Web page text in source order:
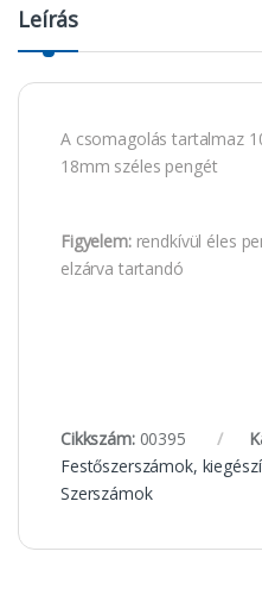
Leírás
A csomagolás tartalmaz
18mm széles pengét
Figyelem: rendkívül éles
elzárva tartandó
Cikkszám: 00395
Festőszerszámok,
Szerszámok